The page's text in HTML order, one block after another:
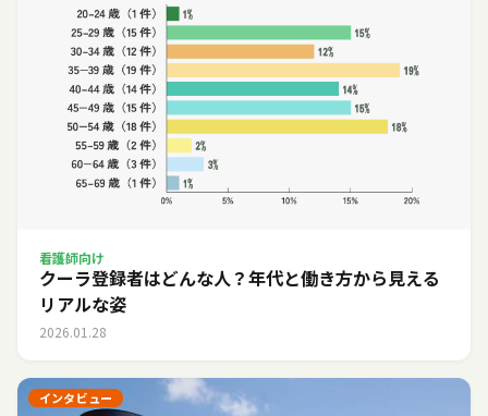
看護師向け
クーラ登録者はどんな人？年代と働き方から見える
リアルな姿
2026.01.28
インタビュー